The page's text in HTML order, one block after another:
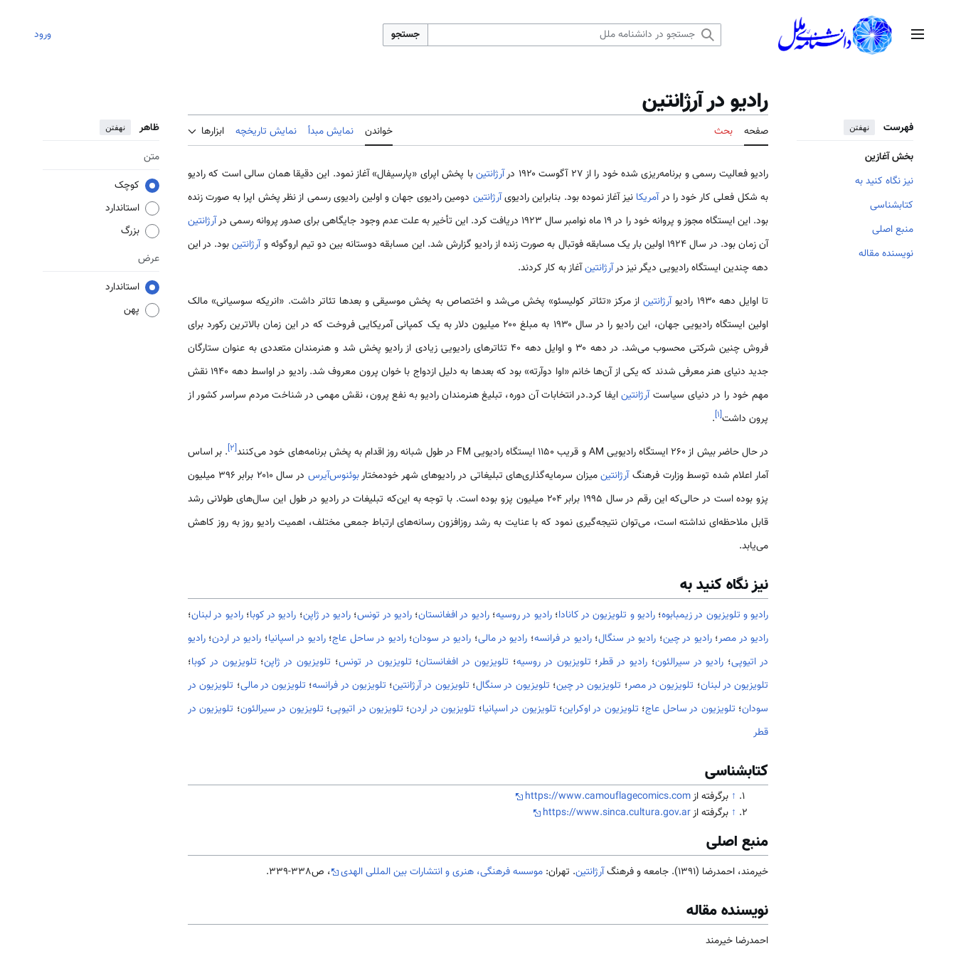
منوی اصلی جستجو ورود
فهرست نهفتن
بخش آغازین
نیز نگاه کنید به
کتابشناسی
منبع اصلی
نویسنده مقاله
رادیو در آرژانتین
صفحه بحث خواندن نمایش مبدأ نمایش تاریخچه ابزارها ظاهر نهفتن
متن
کوچک
استاندارد
بزرگ
عرض
استاندارد
پهن
رادیو فعالیت رسمی و برنامه‌ریزی شده خود را از ۲۷ آگوست ۱۹۲۰ در آرژانتینبا پخش اپرای «پارسیفال» آغاز نمود. این دقیقا همان سالی است که رادیو
به شکل فعلی کار خود را درآمریکا نیز آغاز نموده بود. بنابراین رادیویآرژانتین دومین رادیوی جهان و اولین رادیوی رسمی از نظر پخش اپرا به صورت زنده
بود. این ایستگاه مجوز و پروانه خود را در ۱۹ ماه نوامبر سال ۱۹۲۳ دریافت کرد. این تأخیر به علت عدم وجود جایگاهی برای صدور پروانه رسمی در
آرژانتین
آن زمان بود. در سال ۱۹۲۴ اولین بار یک مسابقه فوتبال به صورت زنده از رادیو گزارش شد. این مسابقه دوستانه بین دو تیم اروگوئه و
آرژانتینبود. در این
دهه چندین ایستگاه رادیویی دیگر نیز درآرژانتینآغاز به کار کردند.
تا اوایل دهه ۱۹۳۰ رادیو آرژانتیناز مرکز «تئاتر کولیسئو» پخش می‌شد و اختصاص به پخش موسیقی و بعدها تئاتر داشت. «انریکه سوسیانی» مالک
اولین ایستگاه رادیویی جهان، این رادیو را در سال ۱۹۳۰ به مبلغ ۲۰۰ میلیون دلار به یک کمپانی آمریکایی فروخت که در این زمان بالاترین رکورد برای
فروش چنین شرکتی محسوب می‌شد. در دهه ۳۰ و اوایل دهه ۴۰ تئاترهای رادیویی زیادی از رادیو پخش شد و هنرمندان متعددی به عنوان ستارگان
جدید دنیای هنر معرفی شدند که یکی از آن‌ها خانم «اوا دوآرته» بود که بعدها به دلیل ازدواج با خوان پرون معروف شد. رادیو در اواسط دهه ۱۹۴۰ نقش
مهم خود را در دنیای سیاستآرژانتینایفا کرد.در انتخابات آن دوره، تبلیغ هنرمندان رادیو به نفع پرون، نقش مهمی در شناخت مردم سراسر کشور از
پرون داشت[۱]
.
در حال حاضر بیش از ۲۶۰ ایستگاه رادیویی AM و قریب ۱۱۵۰ ایستگاه رادیویی FM در طول شبانه روز اقدام به پخش برنامه‌های خود می‌کنند [۲]. بر اساس
آمار اعلام شده توسط وزارت فرهنگآرژانتینمیزان سرمایه‌گذاری‌های تبلیغاتی در رادیوهای شهر خودمختاربوئنوس‌آیرس
در سال ۲۰۱۰ برابر ۳۹۶ میلیون
پزو بوده است در حالی‌که این رقم در سال ۱۹۹۵ برابر ۲۰۴ میلیون پزو بوده است. با توجه به این‌که تبلیغات در رادیو در طول این سال‌های طولانی رشد
قابل ملاحظه‌ای نداشته است، می‌توان نتیجه‌گیری نمود که با عنایت به رشد روزافزون رسانه‌های ارتباط جمعی مختلف، اهمیت رادیو روز به روز کاهش
می‌یابد.
نیز نگاه کنید به
رادیو و تلویزیون در زیمبابوه؛رادیو و تلویزیون در کانادا؛رادیو در روسیه؛رادیو در افغانستان؛رادیو در تونس؛ رادیو در ژاپن؛ رادیو در کوبا؛رادیو در لبنان؛
رادیو در مصر؛رادیو در چین؛ رادیو در سنگال؛رادیو در فرانسه؛ رادیو در مالی؛ رادیو در سودان؛رادیو در ساحل عاج؛رادیو در اسپانیا؛ رادیو در اردن؛ رادیو
در اتیوپی؛ رادیو در سیرالئون؛رادیو در قطر؛ تلویزیون در روسیه؛ تلویزیون در افغانستان؛ تلویزیون در تونس؛ تلویزیون در ژاپن؛ تلویزیون در کوبا؛
تلویزیون در لبنان؛ تلویزیون در مصر؛ تلویزیون در چین؛ تلویزیون در سنگال؛ تلویزیون در آرژانتین؛ تلویزیون در فرانسه؛ تلویزیون در مالی؛ تلویزیون در
سودان؛ تلویزیون در ساحل عاج؛ تلویزیون در اوکراین؛ تلویزیون در اسپانیا؛ تلویزیون در اردن؛ تلویزیون در اتیوپی؛ تلویزیون در سیرالئون؛ تلویزیون در
قطر
کتابشناسی
↑ برگرفته ازhttps://www.camouflagecomics.com
↑ برگرفته ازhttps://www.sinca.cultura.gov.ar
منبع اصلی
خیرمند، احمدرضا (1391). جامعه و فرهنگ آرژانتین. تهران: موسسه فرهنگی، هنری و انتشارات بین المللی الهدی ، ص338-339.
نویسنده مقاله
احمدرضا خیرمند